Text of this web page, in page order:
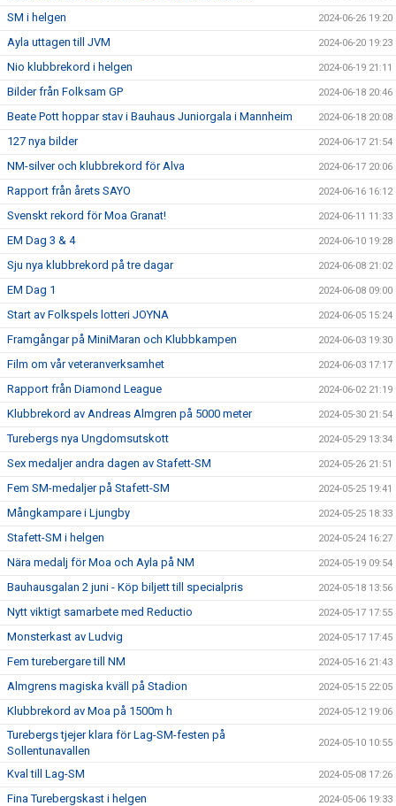
SM i helgen 2024-06-26 19:20
Ayla uttagen till JVM 2024-06-20 19:23
Nio klubbrekord i helgen 2024-06-19 21:11
Bilder från Folksam GP 2024-06-18 20:46
Beate Pott hoppar stav i Bauhaus Juniorgala i Mannheim 2024-06-18 20:08
127 nya bilder 2024-06-17 21:54
NM-silver och klubbrekord för Alva 2024-06-17 20:06
Rapport från årets SAYO 2024-06-16 16:12
Svenskt rekord för Moa Granat! 2024-06-11 11:33
EM Dag 3 & 4 2024-06-10 19:28
Sju nya klubbrekord på tre dagar 2024-06-08 21:02
EM Dag 1 2024-06-08 09:00
Start av Folkspels lotteri JOYNA 2024-06-05 15:24
Framgångar på MiniMaran och Klubbkampen 2024-06-03 19:30
Film om vår veteranverksamhet 2024-06-03 17:17
Rapport från Diamond League 2024-06-02 21:19
Klubbrekord av Andreas Almgren på 5000 meter 2024-05-30 21:54
Turebergs nya Ungdomsutskott 2024-05-29 13:34
Sex medaljer andra dagen av Stafett-SM 2024-05-26 21:51
Fem SM-medaljer på Stafett-SM 2024-05-25 19:41
Mångkampare i Ljungby 2024-05-25 18:33
Stafett-SM i helgen 2024-05-24 16:27
Nära medalj för Moa och Ayla på NM 2024-05-19 09:54
Bauhausgalan 2 juni - Köp biljett till specialpris 2024-05-18 13:56
Nytt viktigt samarbete med Reductio 2024-05-17 17:55
Monsterkast av Ludvig 2024-05-17 17:45
Fem turebergare till NM 2024-05-16 21:43
Almgrens magiska kväll på Stadion 2024-05-15 22:05
Klubbrekord av Moa på 1500m h 2024-05-12 19:06
Turebergs tjejer klara för Lag-SM-festen på
Sollentunavallen
2024-05-10 10:55
Kval till Lag-SM 2024-05-08 17:26
Fina Turebergskast i helgen 2024-05-06 19:33